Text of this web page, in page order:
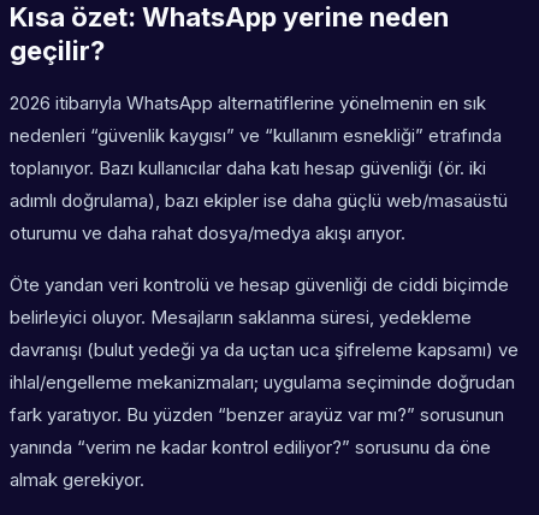
Kısa özet: WhatsApp yerine neden
geçilir?
2026 itibarıyla WhatsApp alternatiflerine yönelmenin en sık
nedenleri “güvenlik kaygısı” ve “kullanım esnekliği” etrafında
toplanıyor. Bazı kullanıcılar daha katı hesap güvenliği (ör. iki
adımlı doğrulama), bazı ekipler ise daha güçlü web/masaüstü
oturumu ve daha rahat dosya/medya akışı arıyor.
Öte yandan veri kontrolü ve hesap güvenliği de ciddi biçimde
belirleyici oluyor. Mesajların saklanma süresi, yedekleme
davranışı (bulut yedeği ya da uçtan uca şifreleme kapsamı) ve
ihlal/engelleme mekanizmaları; uygulama seçiminde doğrudan
fark yaratıyor. Bu yüzden “benzer arayüz var mı?” sorusunun
yanında “verim ne kadar kontrol ediliyor?” sorusunu da öne
almak gerekiyor.